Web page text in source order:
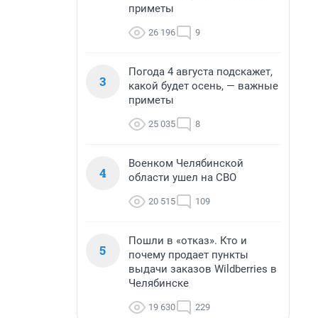
приметы
26 196 9
3
Погода 4 августа подскажет,
какой будет осень, — важные
приметы
25 035 8
4
Военком Челябинской
области ушел на СВО
20 515 109
5
Пошли в «отказ». Кто и
почему продает пункты
выдачи заказов Wildberries в
Челябинске
19 630 229